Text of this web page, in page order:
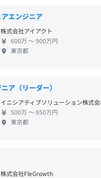
、AWS
、Google Kubernetes
（環状線） 『資生館小学校
地下鉄南北線/東豊線 『さ
休暇：勤続5年毎に5日間
：婚姻日から１年以内に5
月額30,000円まで）
により、昇給・降給が発生し
エンジニア
株式会社アイアクト
600万 〜 900万円
東京都
ア（リーダー）
イニシアティブソリューション株式
500万 〜 850万円
東京都
株式会社FleGrowth